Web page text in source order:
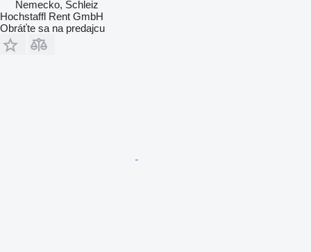
Nemecko, Schleiz
Hochstaffl Rent GmbH
Obráťte sa na predajcu